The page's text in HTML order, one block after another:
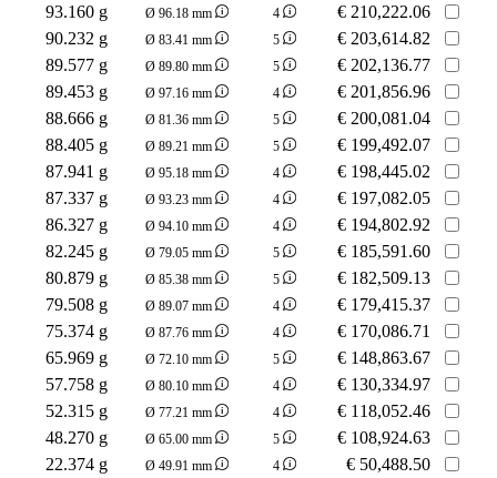
93.160 g
Ø 96.18 mm 4 € 210,222.06
90.232 g
Ø 83.41 mm 5 € 203,614.82
89.577 g
Ø 89.80 mm 5 € 202,136.77
89.453 g
Ø 97.16 mm 4 € 201,856.96
88.666 g
Ø 81.36 mm 5 € 200,081.04
88.405 g
Ø 89.21 mm 5 € 199,492.07
87.941 g
Ø 95.18 mm 4 € 198,445.02
87.337 g
Ø 93.23 mm 4 € 197,082.05
86.327 g
Ø 94.10 mm 4 € 194,802.92
82.245 g
Ø 79.05 mm 5 € 185,591.60
80.879 g
Ø 85.38 mm 5 € 182,509.13
79.508 g
Ø 89.07 mm 4 € 179,415.37
75.374 g
Ø 87.76 mm 4 € 170,086.71
65.969 g
Ø 72.10 mm 5 € 148,863.67
57.758 g
Ø 80.10 mm 4 € 130,334.97
52.315 g
Ø 77.21 mm 4 € 118,052.46
48.270 g
Ø 65.00 mm 5 € 108,924.63
22.374 g
Ø 49.91 mm 4 € 50,488.50